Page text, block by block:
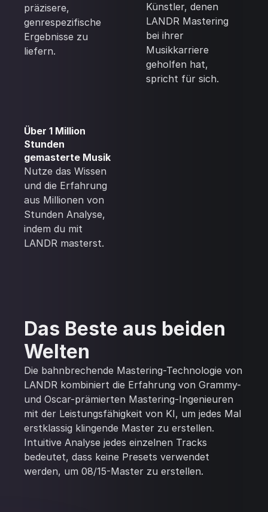
präzisere,
genrespezifische
Ergebnisse zu
liefern.
Künstler, denen
LANDR Mastering
bei ihrer
Musikkarriere
geholfen hat,
spricht für sich.
Über 1 Million
Stunden
gemasterte Musik
Nutze das Wissen
und die Erfahrung
aus Millionen von
Stunden Analyse,
indem du mit
LANDR masterst.
Das Beste aus beiden
Welten
Die bahnbrechende Mastering-Technologie von
LANDR kombiniert die Erfahrung von Grammy-
und Oscar-prämierten Mastering-Ingenieuren
mit der Leistungsfähigkeit von KI, um jedes Mal
erstklassig klingende Master zu erstellen.
Intuitive Analyse jedes einzelnen Tracks
bedeutet, dass keine Presets verwendet
werden, um 08/15-Master zu erstellen.